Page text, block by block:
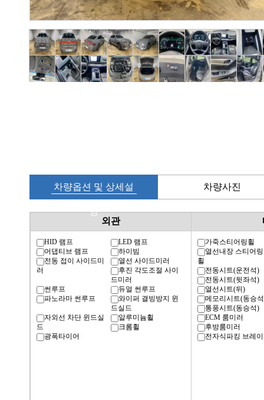
차량옵션 및 상세설
명
차량사진
외관
HID 램프
LED 램프
어댑티브 램프
하이빔
전동 접이 사이드미
러
열선 사이드미러
후진 각도조절 사이
드미러
썬루프
듀얼 썬루프
파노라마 썬루프
와이퍼 결빙방지 윈
드실드
자외선 차단 윈드실
드
알루미늄휠
크롬휠
광폭타이어
가죽스티어링휠
열선내장 스티어링
휠
전동시트(운전석)
전동시트(뒷좌석)
열선시트(뒤)
메모리시트(동승
통풍시트(동승석)
ECM 룸미러
후방룸미러
전자식파킹 브레